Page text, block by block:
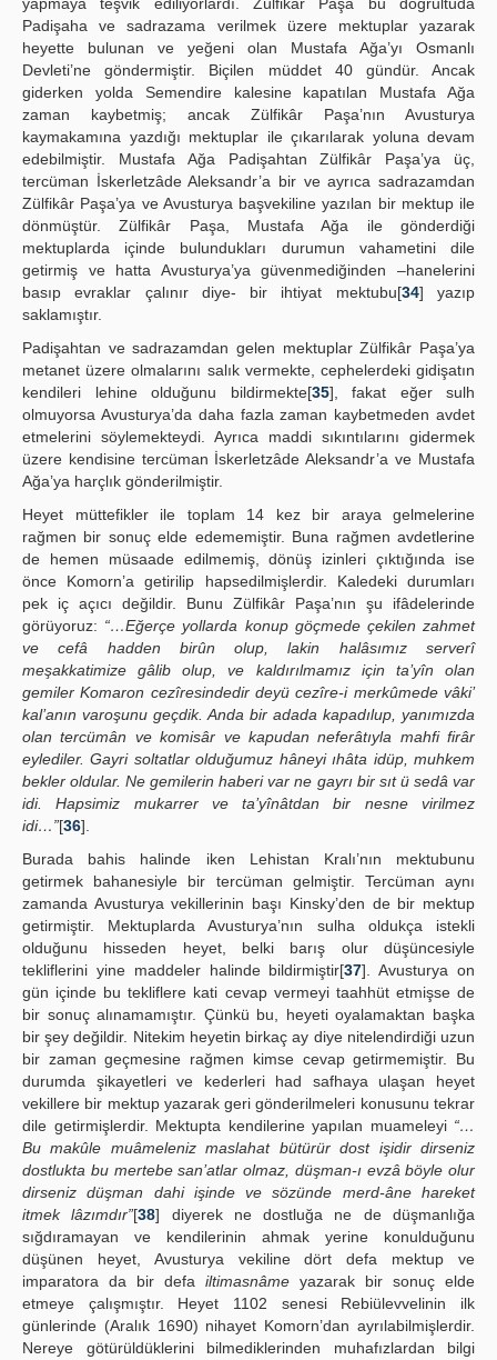
Padişaha ve sadrazama verilmek üzere mektuplar yazarak
heyette bulunan ve yeğeni olan Mustafa Ağa’yı Osmanlı
Devleti’ne göndermiştir. Biçilen müddet 40 gündür. Ancak
giderken yolda Semendire kalesine kapatılan Mustafa Ağa
zaman kaybetmiş; ancak Zülfikâr Paşa’nın Avusturya
kaymakamına yazdığı mektuplar ile çıkarılarak yoluna devam
edebilmiştir. Mustafa Ağa Padişahtan Zülfikâr Paşa’ya üç,
tercüman İskerletzâde Aleksandr’a bir ve ayrıca sadrazamdan
Zülfikâr Paşa’ya ve Avusturya başvekiline yazılan bir mektup ile
dönmüştür. Zülfikâr Paşa, Mustafa Ağa ile gönderdiği
mektuplarda içinde bulundukları durumun vahametini dile
getirmiş ve hatta Avusturya’ya güvenmediğinden –hanelerini
basıp evraklar çalınır diye- bir ihtiyat mektubu[34] yazıp
saklamıştır.
Padişahtan ve sadrazamdan gelen mektuplar Zülfikâr Paşa’ya
metanet üzere olmalarını salık vermekte, cephelerdeki gidişatın
kendileri lehine olduğunu bildirmekte[35], fakat eğer sulh
olmuyorsa Avusturya’da daha fazla zaman kaybetmeden avdet
etmelerini söylemekteydi. Ayrıca maddi sıkıntılarını gidermek
üzere kendisine tercüman İskerletzâde Aleksandr’a ve Mustafa
Ağa’ya harçlık gönderilmiştir.
Heyet müttefikler ile toplam 14 kez bir araya gelmelerine
rağmen bir sonuç elde edememiştir. Buna rağmen avdetlerine
de hemen müsaade edilmemiş, dönüş izinleri çıktığında ise
önce Komorn’a getirilip hapsedilmişlerdir. Kaledeki durumları
pek iç açıcı değildir. Bunu Zülfikâr Paşa’nın şu ifâdelerinde
görüyoruz: “…Eğerçe yollarda konup göçmede çekilen zahmet
ve cefâ hadden birûn olup, lakin halâsımız serverî
meşakkatimize gâlib olup, ve kaldırılmamız için ta’yîn olan
gemiler Komaron cezîresindedir deyü cezîre-i merkûmede vâki’
kal’anın varoşunu geçdik. Anda bir adada kapadılup, yanımızda
olan tercümân ve komisâr ve kapudan neferâtıyla mahfi firâr
eylediler. Gayri soltatlar olduğumuz hâneyi ıhâta idüp, muhkem
bekler oldular. Ne gemilerin haberi var ne gayrı bir sıt ü sedâ var
idi. Hapsimiz mukarrer ve ta’yînâtdan bir nesne virilmez
idi…”[36].
Burada bahis halinde iken Lehistan Kralı’nın mektubunu
getirmek bahanesiyle bir tercüman gelmiştir. Tercüman aynı
zamanda Avusturya vekillerinin başı Kinsky’den de bir mektup
getirmiştir. Mektuplarda Avusturya’nın sulha oldukça istekli
olduğunu hisseden heyet, belki barış olur düşüncesiyle
tekliflerini yine maddeler halinde bildirmiştir[37]. Avusturya on
gün içinde bu tekliflere kati cevap vermeyi taahhüt etmişse de
bir sonuç alınamamıştır. Çünkü bu, heyeti oyalamaktan başka
bir şey değildir. Nitekim heyetin birkaç ay diye nitelendirdiği uzun
bir zaman geçmesine rağmen kimse cevap getirmemiştir. Bu
durumda şikayetleri ve kederleri had safhaya ulaşan heyet
vekillere bir mektup yazarak geri gönderilmeleri konusunu tekrar
dile getirmişlerdir. Mektupta kendilerine yapılan muameleyi “…
Bu makûle muâmeleniz maslahat bütürür dost işidir dirseniz
dostlukta bu mertebe san’atlar olmaz, düşman-ı evzâ böyle olur
dirseniz düşman dahi işinde ve sözünde merd-âne hareket
itmek lâzımdır”[38] diyerek ne dostluğa ne de düşmanlığa
sığdıramayan ve kendilerinin ahmak yerine konulduğunu
düşünen heyet, Avusturya vekiline dört defa mektup ve
imparatora da bir defa iltimasnâme yazarak bir sonuç elde
etmeye çalışmıştır. Heyet 1102 senesi Rebiülevvelinin ilk
günlerinde (Aralık 1690) nihayet Komorn’dan ayrılabilmişlerdir.
Nereye götürüldüklerini bilmediklerinden muhafızlardan bilgi